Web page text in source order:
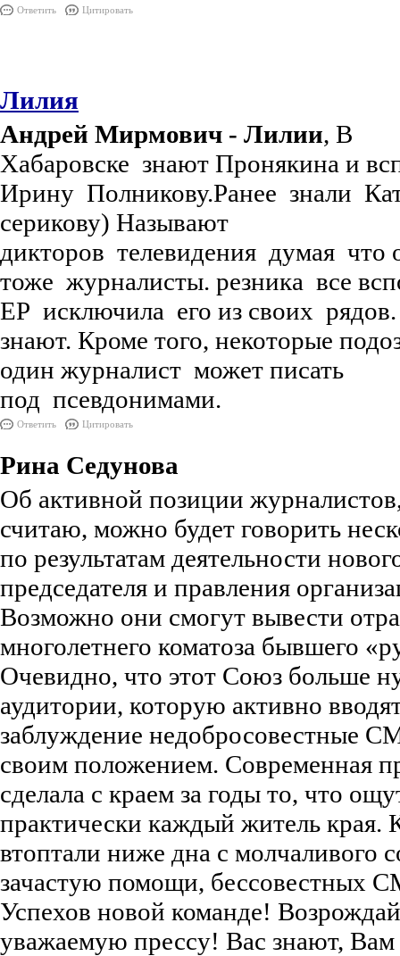
Ответить Цитировать
Лилия
Андрей Мирмович - Лилии, В
Хабаровске знают Пронякина и
Ирину Полникову.Ранее знали
серикову) Называют
дикторов телевидения думая что
тоже журналисты. резника все
ЕР исключила его из своих
знают. Кроме того, некоторые
один журналист может писать
под псевдонимами.
Ответить Цитировать
Рина Седунова
Об активной позиции
считаю, можно будет говорить
по результатам деятельности
председателя и правления
Возможно они смогут вывести
многолетнего коматоза бывшего
Очевидно, что этот Союз больше
аудитории, которую активно
заблуждение недобросовестные
своим положением. Современная
сделала с краем за годы то, что
практически каждый житель края.
втоптали ниже дна с молчаливого
зачастую помощи, бессовестных
Успехов новой команде!
уважаемую прессу! Вас знают, Вам